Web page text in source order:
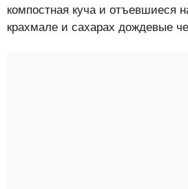
компостная куча и отъевшиеся
крахмале и сахарах дождевые